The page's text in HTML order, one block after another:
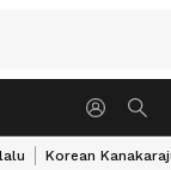
Korean